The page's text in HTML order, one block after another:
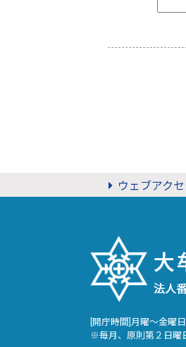
ウェブアク
[開庁時間]月曜～金曜
※毎月、原則第２日曜